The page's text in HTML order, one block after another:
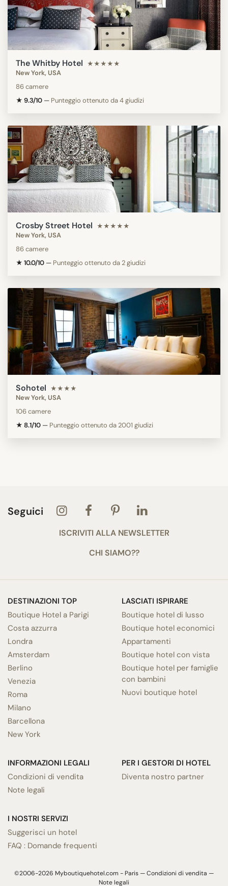
The Whitby Hotel ★★★★★
New York, USA
86 camere
★ 9.3/10 — Punteggio ottenuto da 4 giudizi
Crosby Street Hotel ★★★★★
New York, USA
86 camere
★ 10.0/10 — Punteggio ottenuto da 2 giudizi
Sohotel ★★★★
New York, USA
106 camere
★ 8.1/10 — Punteggio ottenuto da 2001 giudizi
Seguici
ISCRIVITI ALLA NEWSLETTER
CHI SIAMO??
DESTINAZIONI TOP
Boutique Hotel a Parigi
Costa azzurra
Londra
Amsterdam
Berlino
Venezia
Roma
Milano
Barcellona
New York
LASCIATI ISPIRARE
Boutique hotel di lusso
Boutique hotel economici
Appartamenti
Boutique hotel con vista
Boutique hotel per famiglie
con bambini
Nuovi boutique hotel
INFORMAZIONI LEGALI
Condizioni di vendita
Note legali
I NOSTRI SERVIZI
Suggerisci un hotel
FAQ : Domande frequenti
PER I GESTORI DI HOTEL
Diventa nostro partner
©2006-2026 Myboutiquehotel.com - Paris —Condizioni di vendita —
Note legali